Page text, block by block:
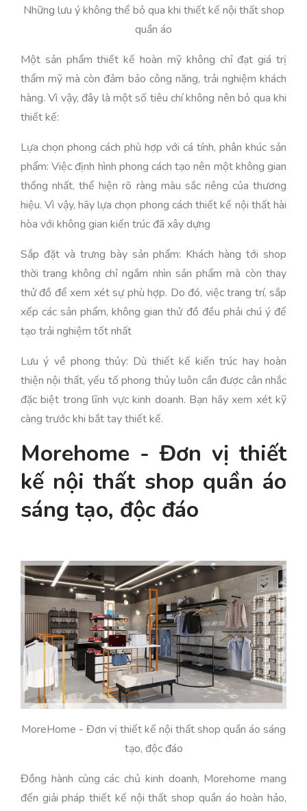
Những lưu ý không thể bỏ qua khi thiết kế nội thất shop
quần áo
Một sản phẩm thiết kế hoàn mỹ không chỉ đạt giá trị
thẩm mỹ mà còn đảm bảo công năng, trải nghiệm khách
hàng. Vì vậy, đây là một số tiêu chí không nên bỏ qua khi
thiết kế:
Lựa chọn phong cách phù hợp với cá tính, phân khúc sản
phẩm: Việc định hình phong cách tạo nên một không gian
thống nhất, thể hiện rõ ràng màu sắc riêng của thương
hiệu. Vì vậy, hãy lựa chọn phong cách thiết kế nội thất hài
hòa với không gian kiến trúc đã xây dựng
Sắp đặt và trưng bày sản phẩm: Khách hàng tới shop
thời trang không chỉ ngắm nhìn sản phẩm mà còn thay
thử đồ để xem xét sự phù hợp. Do đó, việc trang trí, sắp
xếp các sản phẩm, không gian thử đồ đều phải chú ý để
tạo trải nghiệm tốt nhất
Lưu ý về phong thủy: Dù thiết kế kiến trúc hay hoàn
thiện nội thất, yếu tố phong thủy luôn cần được cân nhắc
đặc biệt trong lĩnh vực kinh doanh. Bạn hãy xem xét kỹ
càng trước khi bắt tay thiết kế.
Morehome - Đơn vị thiết
kế nội thất shop quần áo
sáng tạo, độc đáo
MoreHome - Đơn vị thiết kế nội thất shop quần áo sáng
tạo, độc đáo
Đồng hành cùng các chủ kinh doanh, Morehome mang
đến giải pháp thiết kế nội thất shop quần áo hoàn hảo,